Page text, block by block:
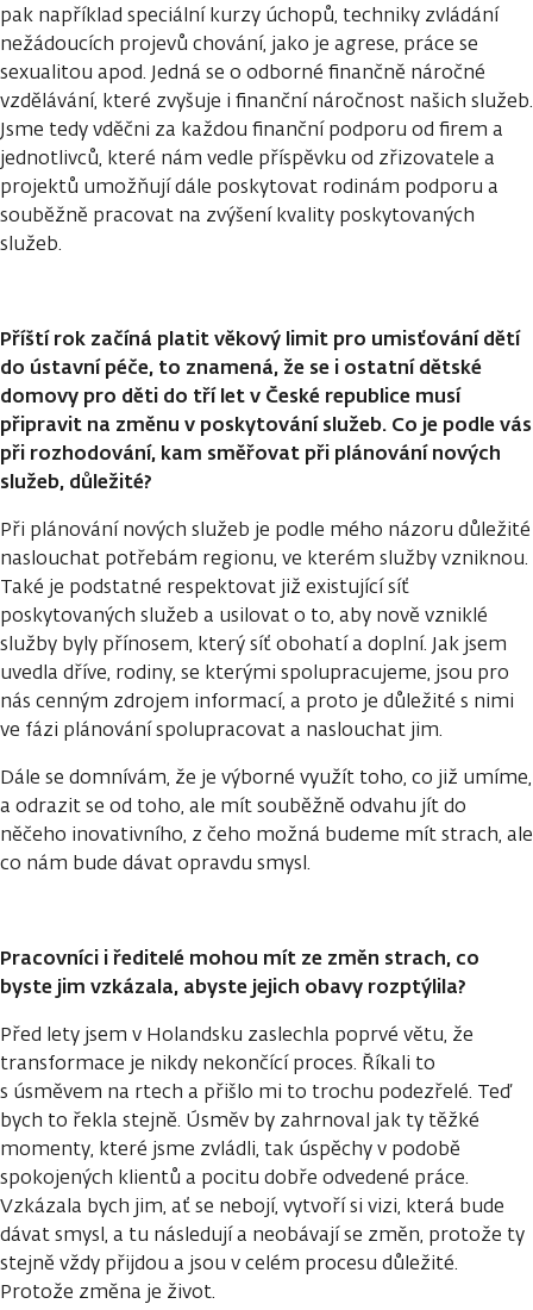
pak například speciální kurzy úchopů, techniky zvládání
nežádoucích projevů chování, jako je agrese, práce se
sexualitou apod. Jedná se o odborné finančně náročné
vzdělávání, které zvyšuje i finanční náročnost našich služeb.
Jsme tedy vděčni za každou finanční podporu od firem a
jednotlivců, které nám vedle příspěvku od zřizovatele a
projektů umožňují dále poskytovat rodinám podporu a
souběžně pracovat na zvýšení kvality poskytovaných
služeb.
Příští rok začíná platit věkový limit pro umisťování dětí
do ústavní péče, to znamená, že se i ostatní dětské
domovy pro děti do tří let v České republice musí
připravit na změnu v poskytování služeb. Co je podle vás
při rozhodování, kam směřovat při plánování nových
služeb, důležité?
Při plánování nových služeb je podle mého názoru důležité
naslouchat potřebám regionu, ve kterém služby vzniknou.
Také je podstatné respektovat již existující síť
poskytovaných služeb a usilovat o to, aby nově vzniklé
služby byly přínosem, který síť obohatí a doplní. Jak jsem
uvedla dříve, rodiny, se kterými spolupracujeme, jsou pro
nás cenným zdrojem informací, a proto je důležité s nimi
ve fázi plánování spolupracovat a naslouchat jim.
Dále se domnívám, že je výborné využít toho, co již umíme,
a odrazit se od toho, ale mít souběžně odvahu jít do
něčeho inovativního, z čeho možná budeme mít strach, ale
co nám bude dávat opravdu smysl.
Pracovníci i ředitelé mohou mít ze změn strach, co
byste jim vzkázala, abyste jejich obavy rozptýlila?
Před lety jsem v Holandsku zaslechla poprvé větu, že
transformace je nikdy nekončící proces. Říkali to
s úsměvem na rtech a přišlo mi to trochu podezřelé. Teď
bych to řekla stejně. Úsměv by zahrnoval jak ty těžké
momenty, které jsme zvládli, tak úspěchy v podobě
spokojených klientů a pocitu dobře odvedené práce.
Vzkázala bych jim, ať se nebojí, vytvoří si vizi, která bude
dávat smysl, a tu následují a neobávají se změn, protože ty
stejně vždy přijdou a jsou v celém procesu důležité.
Protože změna je život.